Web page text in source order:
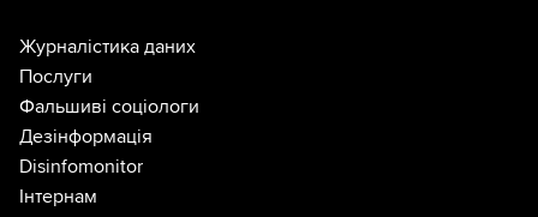
Журналістика даних
Послуги
Фальшиві соціологи
Дезінформація
Disinfomonitor
Інтернам